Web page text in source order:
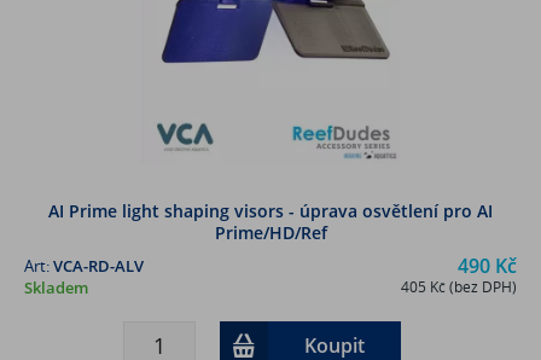
AI Prime light shaping visors - úprava osvětlení pro AI
Prime/HD/Ref
490 Kč
405 Kč (bez DPH)
Art:VCA-RD-ALV
Skladem
Koupit